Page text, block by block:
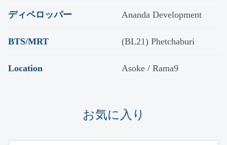
ディペロッパー Ananda Development
BTS/MRT (BL21) Phetchaburi
Location Asoke / Rama9
お気に入り